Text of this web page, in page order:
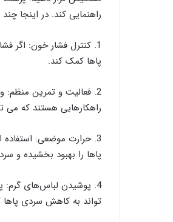
راهنمایی کند. در اینجا
1. کنترل فشار خون: اگر
پاها کمک کند.
2. فعالیت و تمرین منظم:
راهکارهایی هستند که
3. حرارت موضعی:
پاها را بهبود بخشیده و
4. پوشیدن لباس‌های
تواند به کاهش سردی